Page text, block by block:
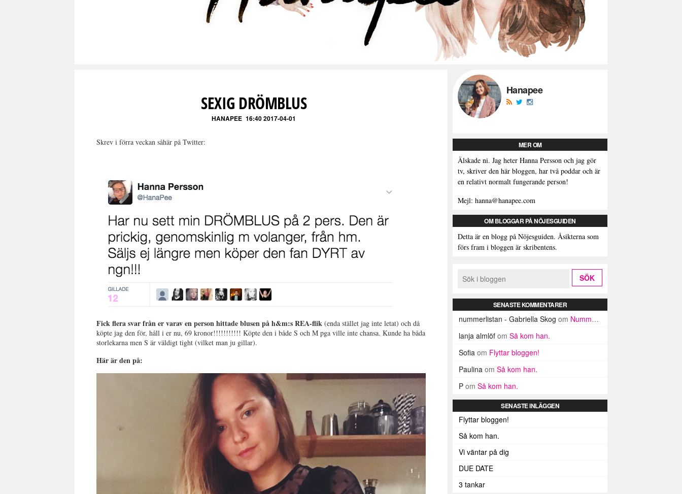
SEXIG DRÖMBLUS
HANAPEE 16:40 2017-04-01
Skrev i förra veckan såhär på Twitter:
Fick flera svar från er varav en person hittade blusen på h&m:s REA-flik (enda stället jag inte letat) och då
köpte jag den för, håll i er nu, 69 kronor!!!!!!!!!!! Köpte den i både S och M pga ville inte chansa. Kunde ha båda
storlekarna men S är väldigt tight (vilket man ju gillar).
Här är den på:
Hanapee
MER OM
Älskade ni. Jag heter Hanna Persson och jag gör
tv, skriver den här bloggen, har två poddar och är
en relativt normalt fungerande person!
Mejl: hanna@hanapee.com
OM BLOGGAR PÅ NÖJESGUIDEN
Detta är en blogg på Nöjesguiden. Åsikterna som
förs fram i bloggen är skribentens.
SENASTE KOMMENTARER
nummerlistan - Gabriella Skog om Nummerlistan
lanja almlöf om Så kom han.
Sofia om Flyttar bloggen!
Paulina om Så kom han.
P om Så kom han.
SENASTE INLÄGGEN
Flyttar bloggen!
Så kom han.
Vi väntar på dig
DUE DATE
3 tankar